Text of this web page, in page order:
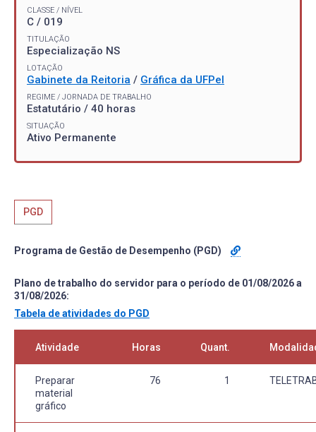
CLASSE / NÍVEL
C / 019
TITULAÇÃO
Especialização NS
LOTAÇÃO
Gabinete da Reitoria / Gráfica da UFPel
REGIME / JORNADA DE TRABALHO
Estatutário / 40 horas
SITUAÇÃO
Ativo Permanente
PGD
Programa de Gestão de Desempenho (PGD)
Plano de trabalho do servidor para o período de 01/08/2026 a
31/08/2026:
Tabela de atividades do PGD
Atividade Horas Quant.
Preparar
material
gráfico
76 1